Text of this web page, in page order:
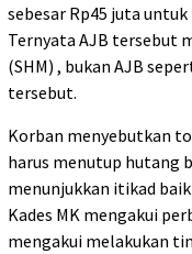
sebesar Rp45 juta
Ternyata AJB tersebut
(SHM) , bukan AJB
tersebut.
Korban menyebutkan
harus menutup hutang
menunjukkan itikad
Kades MK mengakui
mengakui melakukan